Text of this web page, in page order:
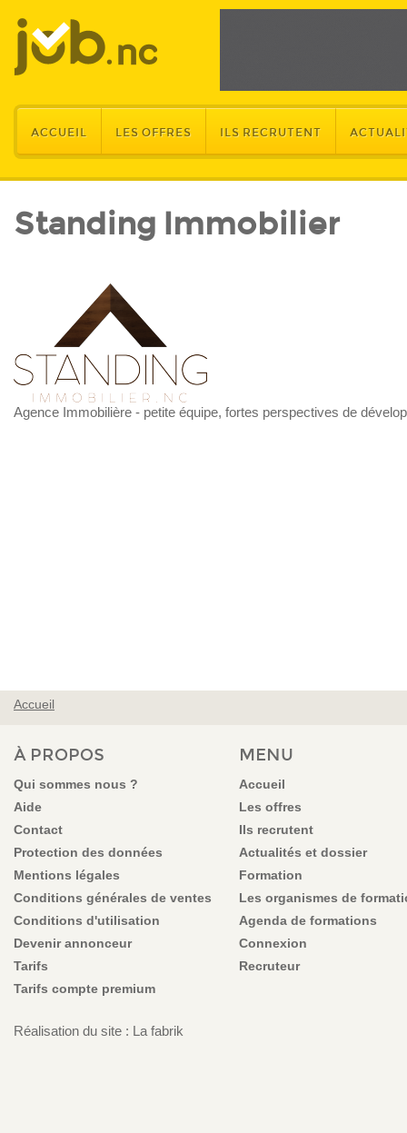
ACCUEIL LES OFFRES ILS RECRUTENT
Standing Immobilier
Agence Immobilière - petite équipe, fortes perspectives de
VOUS ÊTES ICI
Accueil
À PROPOS
Qui sommes nous ?
Aide
Contact
Protection des données
Mentions légales
Conditions générales de ventes
Conditions d'utilisation
Devenir annonceur
Tarifs
Tarifs compte premium
MENU
Accueil
Les offres
Ils recrutent
Actualités et dossier
Formation
Les organismes de
Agenda de formations
Connexion
Recruteur
Réalisation du site : La fabrik